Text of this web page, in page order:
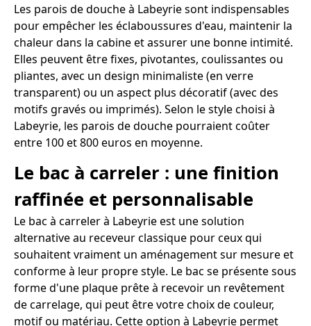
Les parois de douche à Labeyrie sont indispensables
pour empêcher les éclaboussures d'eau, maintenir la
chaleur dans la cabine et assurer une bonne intimité.
Elles peuvent être fixes, pivotantes, coulissantes ou
pliantes, avec un design minimaliste (en verre
transparent) ou un aspect plus décoratif (avec des
motifs gravés ou imprimés). Selon le style choisi à
Labeyrie, les parois de douche pourraient coûter
entre 100 et 800 euros en moyenne.
Le bac à carreler : une finition
raffinée et personnalisable
Le bac à carreler à Labeyrie est une solution
alternative au receveur classique pour ceux qui
souhaitent vraiment un aménagement sur mesure et
conforme à leur propre style. Le bac se présente sous
forme d'une plaque prête à recevoir un revêtement
de carrelage, qui peut être votre choix de couleur,
motif ou matériau. Cette option à Labeyrie permet